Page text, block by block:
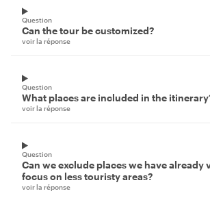
Question
Can the tour be customized?
voir la réponse
Question
What places are included in the
voir la réponse
Question
Can we exclude places we have already
focus on less touristy areas?
voir la réponse